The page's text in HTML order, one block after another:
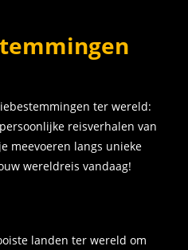
ter wereld:
reisverhalen van
meevoeren langs unieke
wereldreis vandaag!
landen ter wereld om